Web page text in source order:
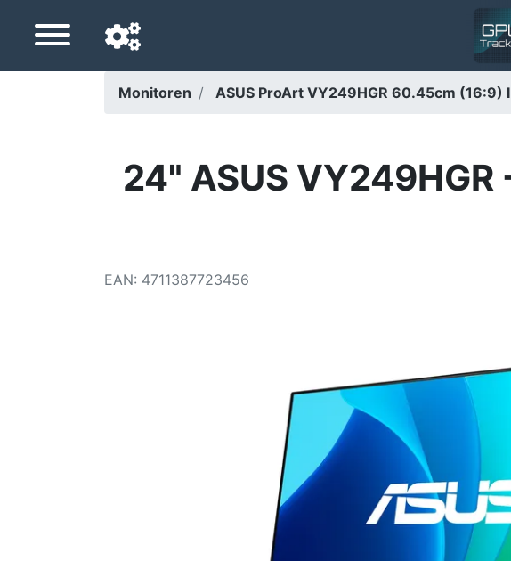
Einstellungen
Monitoren ASUS ProArt VY249HGR 60.45cm (16:9)
24" ASUS
EAN: 4711387723456